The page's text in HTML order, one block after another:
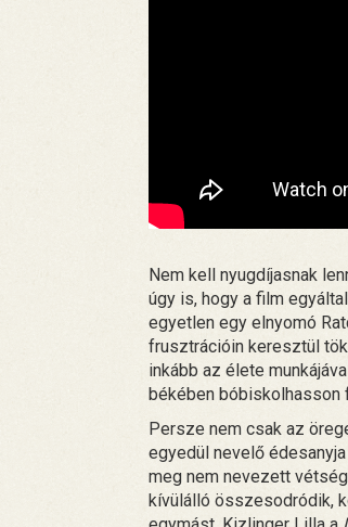
Nem kell nyugdíjasnak
úgy is, hogy a film
egyetlen egy elnyomó
frusztrációin keresztül
inkább az élete
békében bóbiskolhasson
Persze nem csak az
egyedül nevelő
meg nem nevezett
kívülálló összesodródik,